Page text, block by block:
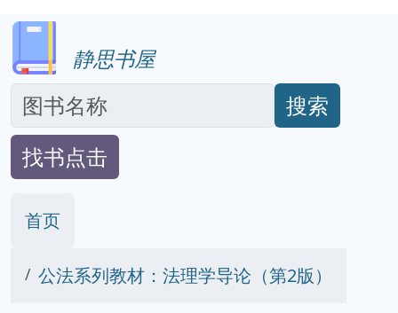
静思书屋
搜索
找书点击
首页
公法系列教材：法理学导论（第2版）